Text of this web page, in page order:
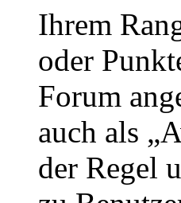
Ihrem
oder
Forum
auch als
der Regel